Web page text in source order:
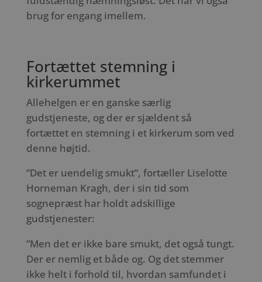
brug for engang imellem.
Fortættet stemning i
kirkerummet
Allehelgen er en ganske særlig
gudstjeneste, og der er sjældent så
fortættet en stemning i et kirkerum som ved
denne højtid.
”Det er uendelig smukt”, fortæller Liselotte
Horneman Kragh, der i sin tid som
sognepræst har holdt adskillige
gudstjenester:
”Men det er ikke bare smukt, det også tungt.
Der er nemlig et både og. Og det stemmer
ikke helt i forhold til, hvordan samfundet i